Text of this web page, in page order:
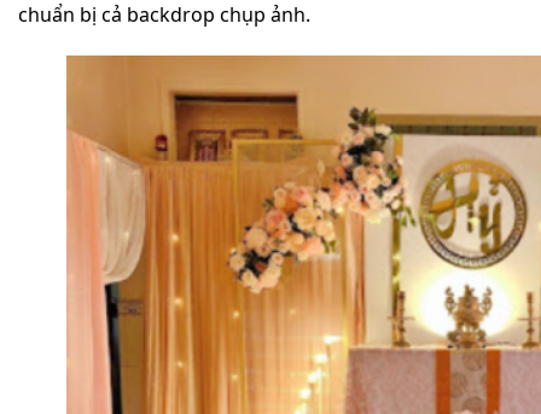
chuẩn bị cả backdrop chụp ảnh.